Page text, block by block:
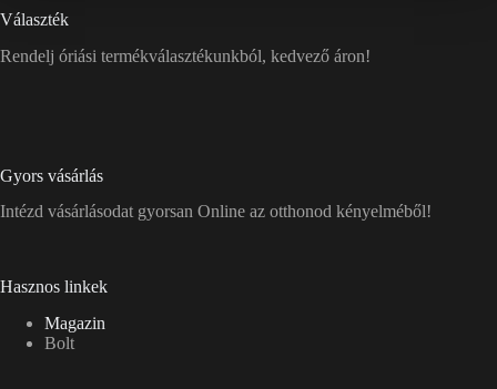
Választék
Rendelj óriási termékválasztékunkból, kedvező áron!
Gyors vásárlás
Intézd vásárlásodat gyorsan Online az otthonod kényelméből!
Hasznos linkek
Magazin
Bolt